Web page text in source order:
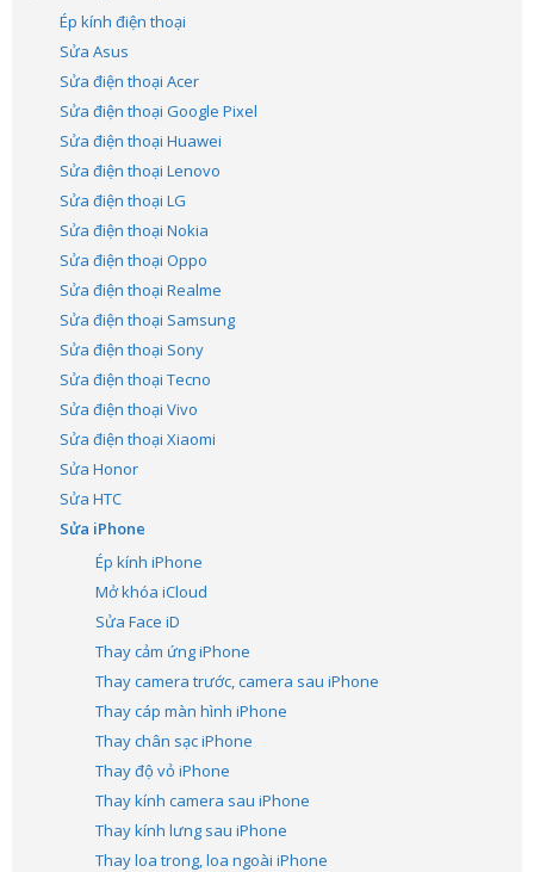
Ép kính điện thoại
Sửa Asus
Sửa điện thoại Acer
Sửa điện thoại Google Pixel
Sửa điện thoại Huawei
Sửa điện thoại Lenovo
Sửa điện thoại LG
Sửa điện thoại Nokia
Sửa điện thoại Oppo
Sửa điện thoại Realme
Sửa điện thoại Samsung
Sửa điện thoại Sony
Sửa điện thoại Tecno
Sửa điện thoại Vivo
Sửa điện thoại Xiaomi
Sửa Honor
Sửa HTC
Sửa iPhone
Ép kính iPhone
Mở khóa iCloud
Sửa Face iD
Thay cảm ứng iPhone
Thay camera trước, camera sau iPhone
Thay cáp màn hình iPhone
Thay chân sạc iPhone
Thay độ vỏ iPhone
Thay kính camera sau iPhone
Thay kính lưng sau iPhone
Thay loa trong, loa ngoài iPhone